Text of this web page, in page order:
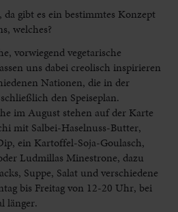
gibt es ein bestimmtes Konzept
welches?
vorwiegend vegetarische
uns dabei creolisch inspirieren
Nationen, die in der
den Speiseplan.
im August stehen auf der Karte
mit Salbei-Haselnuss-Butter,
ein Kartoffel-Soja-Goulasch,
Ludmillas Minestrone, dazu
Suppe, Salat und verschiedene
bis Freitag von 12-20 Uhr, bei
länger.